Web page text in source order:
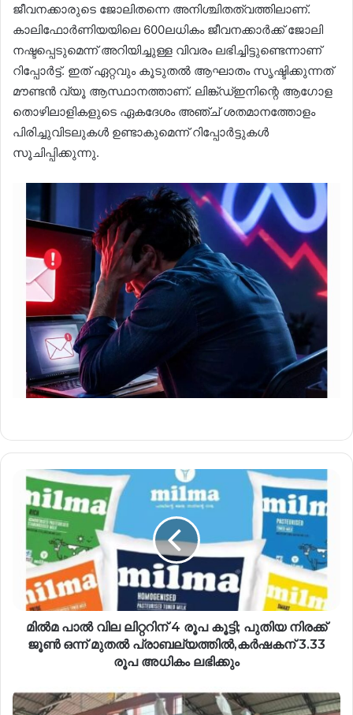
ജീവനക്കാരുടെ ജോലിതന്നെ അനിശ്ചിതത്വത്തിലാണ്.
കാലിഫോർണിയയിലെ 600ലധികം ജീവനക്കാർക്ക് ജോലി
നഷ്ടപ്പെടുമെന്ന് അറിയിച്ചുള്ള വിവരം ലഭിച്ചിട്ടുണ്ടെന്നാണ്
റിപ്പോർട്ട്. ഇത് ഏറ്റവും കൂടുതൽ ആഘാതം സൃഷ്ടിക്കുന്നത്
മൗണ്ടൻ വ്യൂ ആസ്ഥാനത്താണ്. ലിങ്ക്ഡ്ഇനിന്റെ ആഗോള
തൊഴിലാളികളുടെ ഏകദേശം അഞ്ച് ശതമാനത്തോളം
പിരിച്ചുവിടലുകൾ ഉണ്ടാകുമെന്ന് റിപ്പോർട്ടുകൾ
സൂചിപ്പിക്കുന്നു.
മില്‍മ പാല്‍ വില ലിറ്ററിന് 4 രൂപ കൂട്ടി; പുതിയ നിരക്ക്
ജൂണ്‍ ഒന്ന് മുതല്‍ പ്രാബല്യത്തില്‍,കര്‍ഷകന് 3.33
രൂപ അധികം ലഭിക്കും